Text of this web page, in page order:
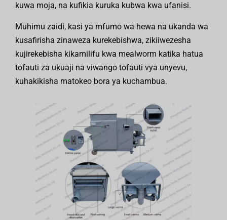
kuwa moja, na kufikia kuruka kubwa kwa ufanisi.
Muhimu zaidi, kasi ya mfumo wa hewa na ukanda wa
kusafirisha zinaweza kurekebishwa, zikiiwezesha
kujirekebisha kikamilifu kwa mealworm katika hatua
tofauti za ukuaji na viwango tofauti vya unyevu,
kuhakikisha matokeo bora ya kuchambua.